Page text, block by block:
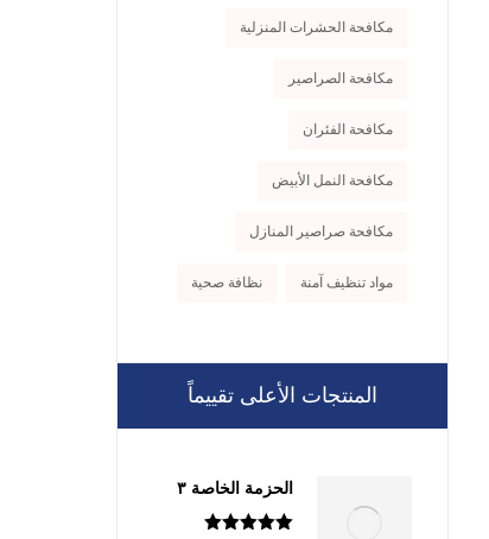
مكافحة الحشرات المنزلية
مكافحة الصراصير
مكافحة الفئران
مكافحة النمل الأبيض
مكافحة صراصير المنازل
مواد تنظيف آمنة نظافة صحية
المنتجات الأعلى تقييماً
الحزمة الخاصة ٣